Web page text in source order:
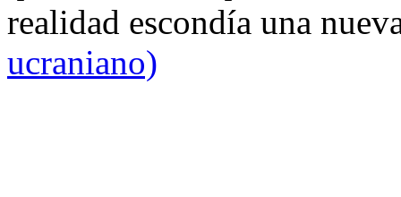
realidad escondía una
ucraniano)